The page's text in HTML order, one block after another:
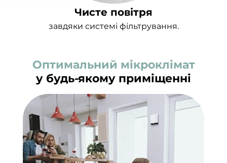
Сучасний дизайнЧисте повітря
завдяки системі фільтрування.
Оптимальний мікроклімат
у будь-якому приміщенні